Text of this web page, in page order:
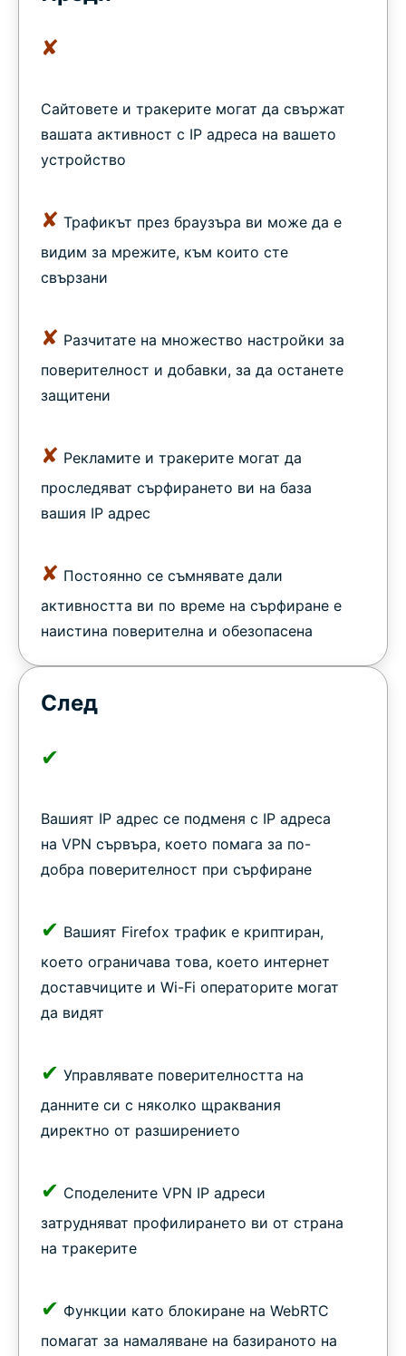
✘
Сайтовете и тракерите могат да свържат
вашата активност с IP адреса на вашето
устройство
✘ Трафикът през браузъра ви може да е
видим за мрежите, към които сте
свързани
✘ Разчитате на множество настройки за
поверителност и добавки, за да останете
защитени
✘ Рекламите и тракерите могат да
проследяват сърфирането ви на база
вашия IP адрес
✘ Постоянно се съмнявате дали
активността ви по време на сърфиране е
наистина поверителна и обезопасена
След
✔
Вашият IP адрес се подменя с IP адреса
на VPN сървъра, което помага за по-
добра поверителност при сърфиране
✔ Вашият Firefox трафик е криптиран,
което ограничава това, което интернет
доставчиците и Wi-Fi операторите могат
да видят
✔ Управлявате поверителността на
данните си с няколко щраквания
директно от разширението
✔ Споделените VPN IP адреси
затрудняват профилирането ви от страна
на тракерите
✔ Функции като блокиране на WebRTC
помагат за намаляване на базираното на